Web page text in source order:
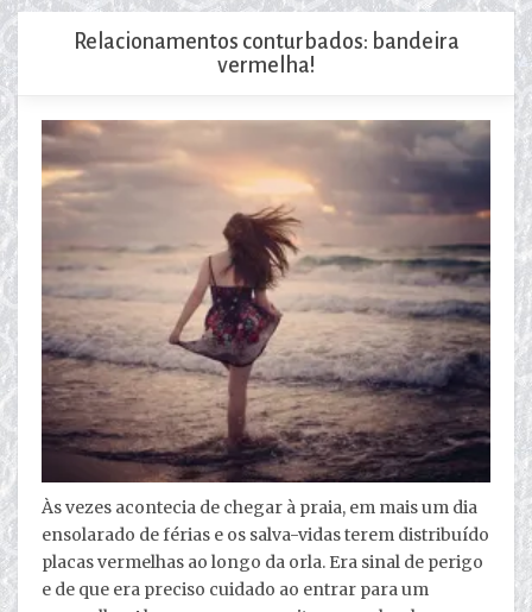
Relacionamentos conturbados: bandeira
vermelha!
Às vezes acontecia de chegar à praia, em mais um dia
ensolarado de férias e os salva-vidas terem distribuído
placas vermelhas ao longo da orla. Era sinal de perigo
e de que era preciso cuidado ao entrar para um